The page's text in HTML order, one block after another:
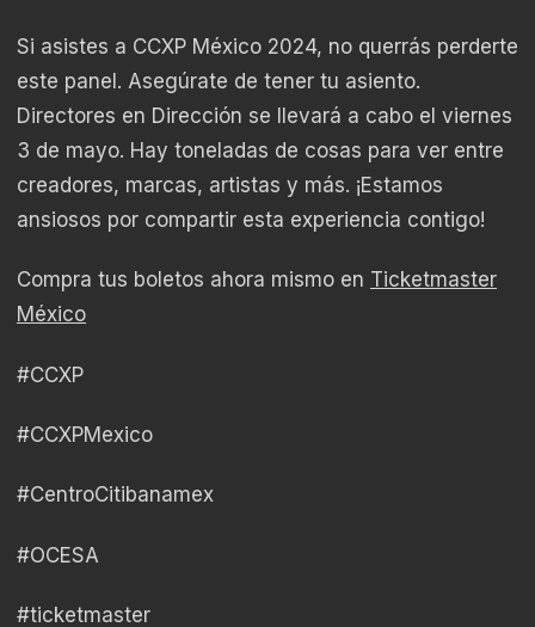
Si asistes a CCXP México 2024, no querrás perderte
este panel. Asegúrate de tener tu asiento.
Directores en Dirección se llevará a cabo el viernes
3 de mayo. Hay toneladas de cosas para ver entre
creadores, marcas, artistas y más. ¡Estamos
ansiosos por compartir esta experiencia contigo!
Compra tus boletos ahora mismo en Ticketmaster
México
#CCXP
#CCXPMexico
#CentroCitibanamex
#OCESA
#ticketmaster